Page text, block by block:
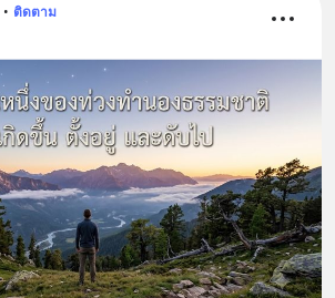
• ติดตาม